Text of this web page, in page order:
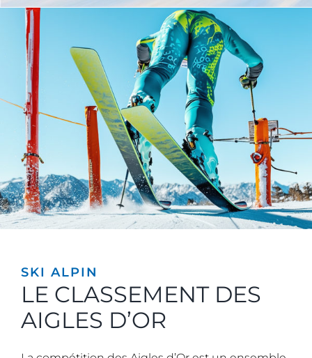
SKI ALPIN
LE CLASSEMENT DES
AIGLES D’OR